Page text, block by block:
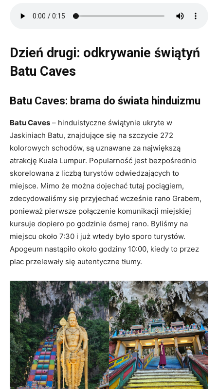
Dzień drugi: odkrywanie świątyń
Batu Caves
Batu Caves: brama do świata hinduizmu
Batu Caves – hinduistyczne świątynie ukryte w
Jaskiniach Batu, znajdujące się na szczycie 272
kolorowych schodów, są uznawane za największą
atrakcję Kuala Lumpur. Popularność jest bezpośrednio
skorelowana z liczbą turystów odwiedzających to
miejsce. Mimo że można dojechać tutaj pociągiem,
zdecydowaliśmy się przyjechać wcześnie rano Grabem,
ponieważ pierwsze połączenie komunikacji miejskiej
kursuje dopiero po godzinie ósmej rano. Byliśmy na
miejscu około 7:30 i już wtedy było sporo turystów.
Apogeum nastąpiło około godziny 10:00, kiedy to przez
plac przelewały się autentyczne tłumy.